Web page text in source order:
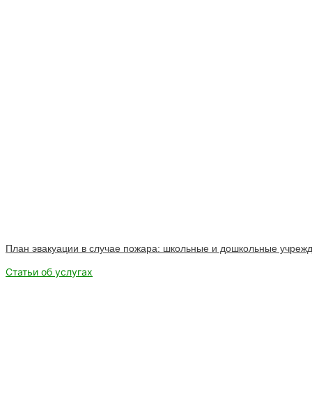
План эвакуации в случае пожара: школьные и дошкольные
Статьи об услугах